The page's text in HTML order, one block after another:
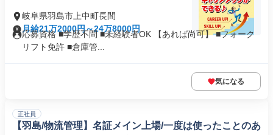
岐阜県羽島市上中町長間
月給21万2000円～24万8000円
応募資格 ■学歴不問 ■未経験者OK 【あれば尚可】 ■フォーク
リフト免許 ■倉庫管...
気になる
正社員
【羽島/物流管理】名証メイン上場/一度は使ったことのあ